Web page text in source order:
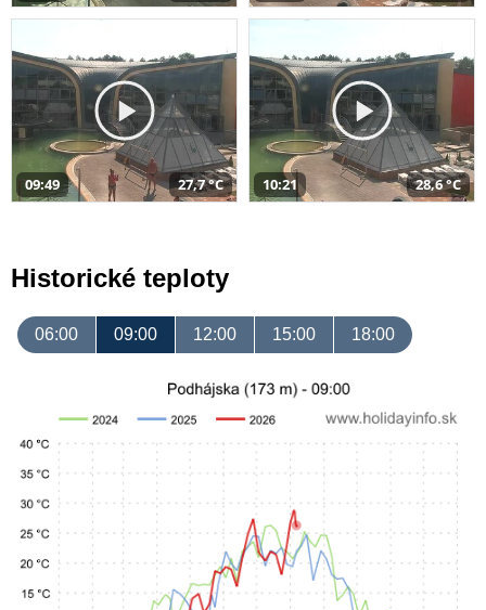
09:49 27,7 °C 10:21 28,6 °C
Historické teploty
06:00 09:00 12:00 15:00 18:00